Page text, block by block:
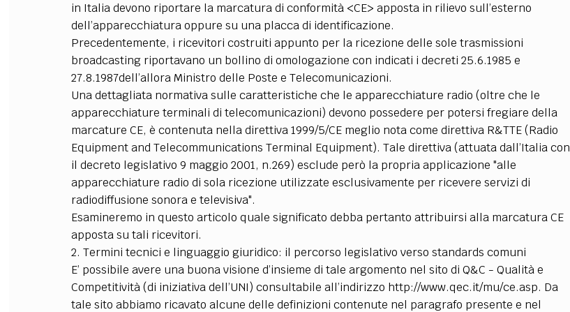
in Italia devono riportare la marcatura di conformità <CE> apposta in rilievo sull’esterno
dell’apparecchiatura oppure su una placca di identificazione.
Precedentemente, i ricevitori costruiti appunto per la ricezione delle sole trasmissioni
broadcasting riportavano un bollino di omologazione con indicati i decreti 25.6.1985 e
27.8.1987dell’allora Ministro delle Poste e Telecomunicazioni.
Una dettagliata normativa sulle caratteristiche che le apparecchiature radio (oltre che le
apparecchiature terminali di telecomunicazioni) devono possedere per potersi fregiare della
marcature CE, è contenuta nella direttiva 1999/5/CE meglio nota come direttiva R&TTE (Radio
Equipment and Telecommunications Terminal Equipment). Tale direttiva (attuata dall’Italia con
il decreto legislativo 9 maggio 2001, n.269) esclude però la propria applicazione "alle
apparecchiature radio di sola ricezione utilizzate esclusivamente per ricevere servizi di
radiodiffusione sonora e televisiva".
Esamineremo in questo articolo quale significato debba pertanto attribuirsi alla marcatura CE
apposta su tali ricevitori.
2. Termini tecnici e linguaggio giuridico: il percorso legislativo verso standards comuni
E’ possibile avere una buona visione d’insieme di tale argomento nel sito di Q&C - Qualità e
Competitività (di iniziativa dell’UNI) consultabile all’indirizzo http://www.qec.it/mu/ce.asp. Da
tale sito abbiamo ricavato alcune delle definizioni contenute nel paragrafo presente e nel